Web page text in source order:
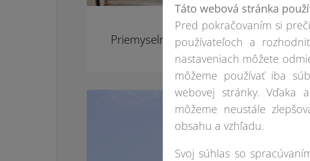
Priemyselný sklad v Bralin
Táto webová stránka
Pred pokračovaním si
používateľoch a
nastaveniach môžete
môžeme používať iba
webovej stránky. Vďaka
môžeme neustále
obsahu a vzhľadu.
Svoj súhlas so